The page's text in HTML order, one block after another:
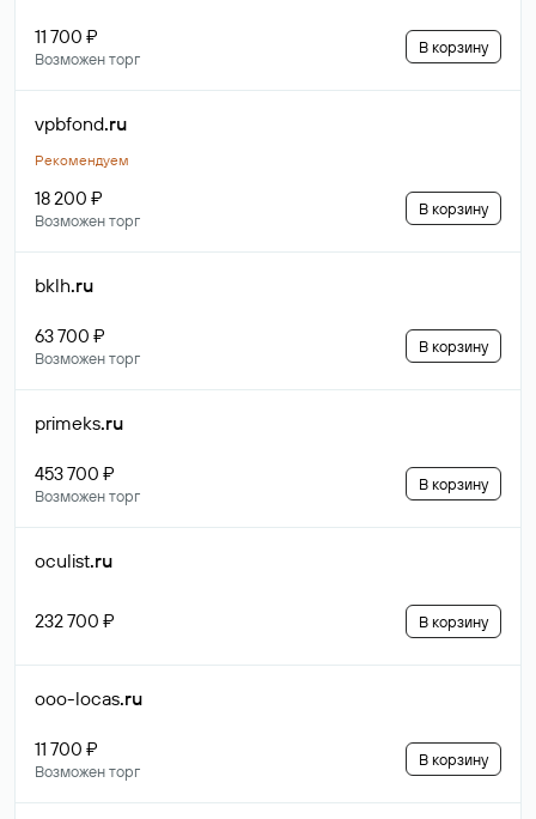
11 700 ₽
Возможен торг
В корзину
vpbfond.ru
Рекомендуем
18 200 ₽
Возможен торг
В корзину
bklh.ru
63 700 ₽
Возможен торг
В корзину
primeks.ru
453 700 ₽
Возможен торг
В корзину
oculist.ru
232 700 ₽ В корзину
ooo-locas.ru
11 700 ₽
Возможен торг
В корзину